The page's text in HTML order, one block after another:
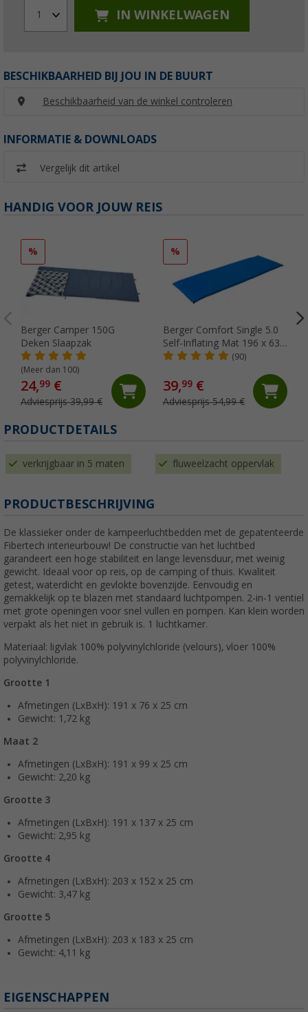
1 IN WINKELWAGEN
BESCHIKBAARHEID BIJ JOU IN DE BUURT
Beschikbaarheid van de winkel controleren
INFORMATIE & DOWNLOADS
Vergelijk dit artikel
HANDIG VOOR JOUW REIS
%
Berger Camper 150G
Deken Slaapzak
(Meer dan 100)
24,99 €
Adviesprijs 39,99 €
%
Berger Comfort Single 5.0
Self-Inflating Mat 196 x 63 x
5.0 cm
(90)
39,99€
Adviesprijs 54,99 €
PRODUCTDETAILS
verkrijgbaar in 5 maten fluweelzacht oppervlak
PRODUCTBESCHRIJVING
De klassieker onder de kampeerluchtbedden met de gepatenteerde
Fibertech interieurbouw! De constructie van het luchtbed
garandeert een hoge stabiliteit en lange levensduur, met weinig
gewicht. Ideaal voor op reis, op de camping of thuis. Kwaliteit
getest, waterdicht en gevlokte bovenzijde. Eenvoudig en
gemakkelijk op te blazen met standaard luchtpompen. 2-in-1 ventiel
met grote openingen voor snel vullen en pompen. Kan klein worden
verpakt als het niet in gebruik is. 1 luchtkamer.
Materiaal: ligvlak 100% polyvinylchloride (velours), vloer 100%
polyvinylchloride.
Grootte 1
Afmetingen (LxBxH): 191 x 76 x 25 cm
Gewicht: 1,72 kg
Maat 2
Afmetingen (LxBxH): 191 x 99 x 25 cm
Gewicht: 2,20 kg
Grootte 3
Afmetingen (LxBxH): 191 x 137 x 25 cm
Gewicht: 2,95 kg
Grootte 4
Afmetingen (LxBxH): 203 x 152 x 25 cm
Gewicht: 3,47 kg
Grootte 5
Afmetingen (LxBxH): 203 x 183 x 25 cm
Gewicht: 4,11 kg
EIGENSCHAPPEN